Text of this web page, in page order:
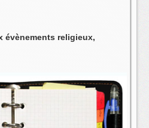
évènements religieux,